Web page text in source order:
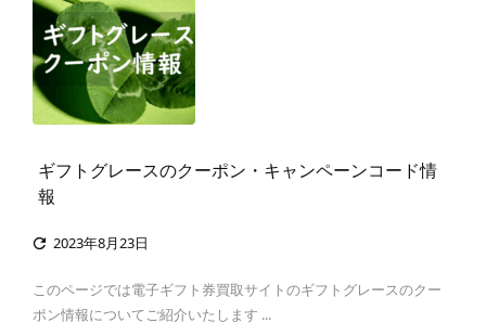
ギフトグレースのクーポン・キャンペーンコード情
報
 2023年8月23日
このページでは電子ギフト券買取サイトのギフトグレースのクー
ポン情報についてご紹介いたします ...